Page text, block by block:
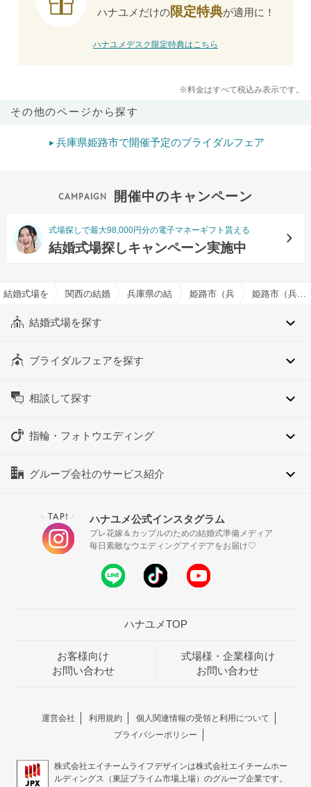
ハナユメだけの限定特典が適用に！
ハナユメデスク限定特典はこちら
※料金はすべて税込み表示です。
その他のページから探す
兵庫県姫路市で開催予定のブライダルフェア
開催中のキャンペーン
式場探しで最大98,000円分の電子マネーギフト貰える
結婚式場探しキャンペーン実施中
結婚式場を探すならハナユメ
関西の結婚式場兵庫県の結婚式場姫路市（兵庫県）の結婚式場
姫路市（兵庫県）の宿泊施設有りでおすすめの結婚式場・挙式会場一覧
結婚式場を探す
ブライダルフェアを探す
相談して探す
指輪・フォトウエディング
グループ会社のサービス紹介
＼ TAP! ／ ハナユメ公式インスタグラム
プレ花嫁＆カップルのための結婚式準備メディア
毎日素敵なウエディングアイデアをお届け♡
ハナユメTOP
お客様向け
お問い合わせ
式場様・企業様向け
お問い合わせ
運営会社 利用規約
個人関連情報の受領と利用について
プライバシーポリシー
株式会社エイチームライフデザインは株式会社エイチームホー
ルディングス（東証プライム市場上場）のグループ企業です。